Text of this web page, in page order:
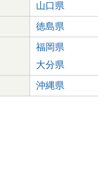
山口県
徳島県
福岡県
大分県
沖縄県